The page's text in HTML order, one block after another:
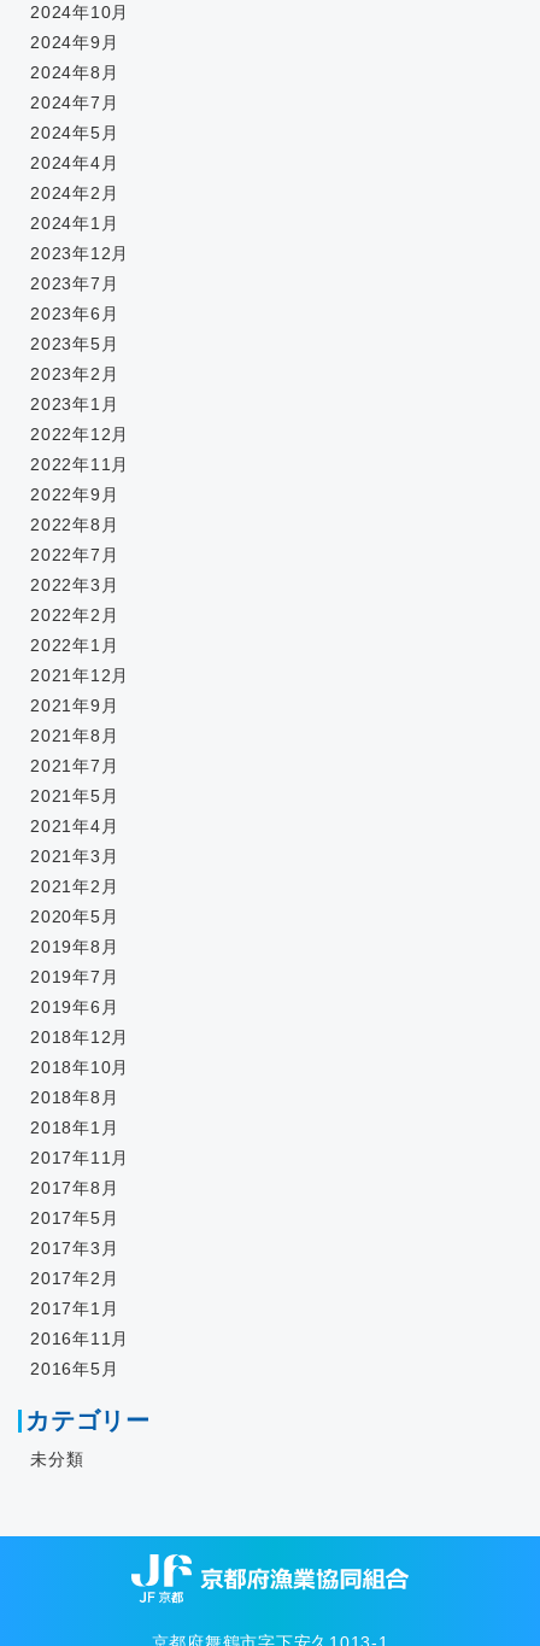
2024年10月
2024年9月
2024年8月
2024年7月
2024年5月
2024年4月
2024年2月
2024年1月
2023年12月
2023年7月
2023年6月
2023年5月
2023年2月
2023年1月
2022年12月
2022年11月
2022年9月
2022年8月
2022年7月
2022年3月
2022年2月
2022年1月
2021年12月
2021年9月
2021年8月
2021年7月
2021年5月
2021年4月
2021年3月
2021年2月
2020年5月
2019年8月
2019年7月
2019年6月
2018年12月
2018年10月
2018年8月
2018年1月
2017年11月
2017年8月
2017年5月
2017年3月
2017年2月
2017年1月
2016年11月
2016年5月
カテゴリー
未分類
京都府舞鶴市字下安久1013-1